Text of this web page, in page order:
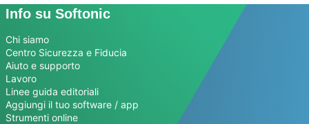
Info su Softonic
Chi siamo
Centro Sicurezza e Fiducia
Aiuto e supporto
Lavoro
Linee guida editoriali
Aggiungi il tuo software / app
Strumenti online